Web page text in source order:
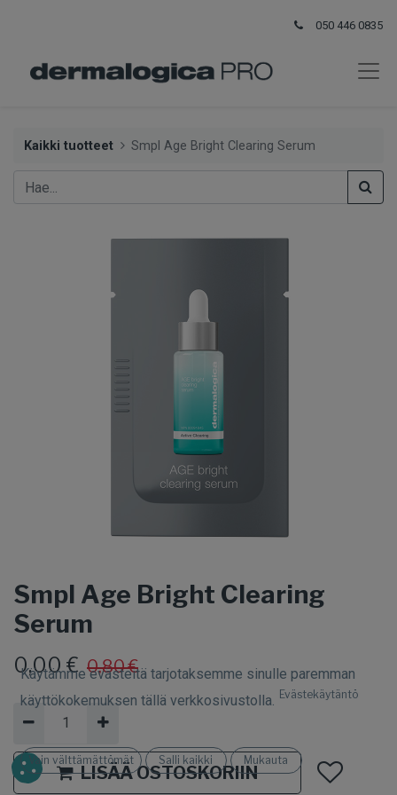
050 446 0835
Kaikki tuotteet Smpl Age Bright Clearing Serum
Smpl Age Bright Clearing
Serum
0,00€ 0,80€
LISÄÄ OSTOSKORIIN
Käytämme evästeitä tarjotaksemme sinulle paremman
käyttökokemuksen tällä verkkosivustolla. Evästekäytäntö
Vain välttämättömät Salli kaikki Mukauta